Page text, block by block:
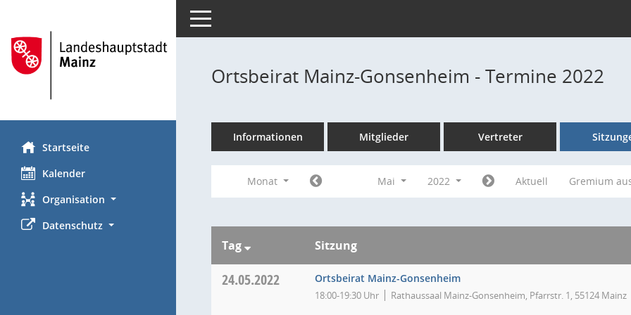
Startseite
Kalender
Organisation
Datenschutz
Toggle navigation
Ortsbeirat Mainz-Gonsenheim - Termine 2022
Informationen Mitglieder Vertreter
Monat Mai 2022 Aktuell Gremium
Tag Sitzung
24.05.2022 Ortsbeirat Mainz-Gonsenheim
18:00-19:30 Uhr Rathaussaal Mainz-Gonsenheim, Pfarrstr. 1, 55124 Mainz